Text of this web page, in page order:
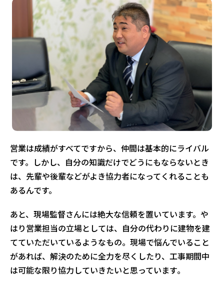
営業は成績がすべてですから、仲間は基本的にライバル
です。しかし、自分の知識だけでどうにもならないとき
は、先輩や後輩などがよき協力者になってくれることも
あるんです。
あと、現場監督さんには絶大な信頼を置いています。や
はり営業担当の立場としては、自分の代わりに建物を建
てていただいているようなもの。現場で悩んでいること
があれば、解決のために全力を尽くしたり、工事期間中
は可能な限り協力していきたいと思っています｡